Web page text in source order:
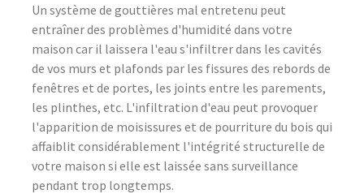
Un système de gouttières mal entretenu peut
entraîner des problèmes d'humidité dans votre
maison car il laissera l'eau s'infiltrer dans les cavités
de vos murs et plafonds par les fissures des rebords de
fenêtres et de portes, les joints entre les parements,
les plinthes, etc. L'infiltration d'eau peut provoquer
l'apparition de moisissures et de pourriture du bois qui
affaiblit considérablement l'intégrité structurelle de
votre maison si elle est laissée sans surveillance
pendant trop longtemps.